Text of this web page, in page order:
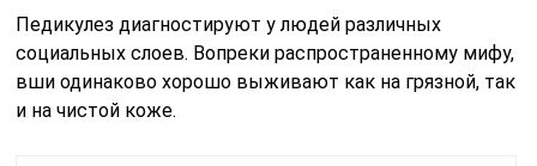
Педикулез диагностируют у людей различных
социальных слоев. Вопреки распространенному мифу,
вши одинаково хорошо выживают как на грязной, так
и на чистой коже.